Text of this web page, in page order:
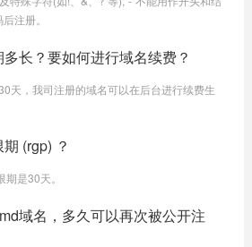
注册。
长？要如何进行域名续费？
天，我司注册的域名可以在后台进行续费生
(rgp) ？
是30天。
域名，多久可以再次被公开注